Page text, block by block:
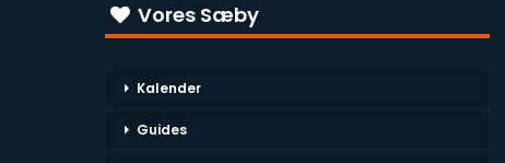
Vores Sæby
Kalender
Guides